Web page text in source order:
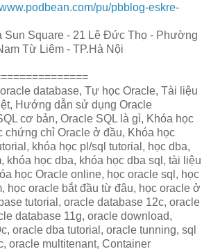
pu/pbblog-eskre-
Sun Square - 21 Lê Đức Thọ - Phường
Từ Liêm - TP.Hà Nội
database, Tự học Oracle, Tài liệu
Hướng dẫn sử dụng Oracle
cơ bản, Oracle SQL là gì, Khóa học
chứng chỉ Oracle ở đầu, Khóa học
khóa học pl/sql tutorial, học dba,
khóa học dba, khóa học dba sql, tài liệu
học Oracle online, học oracle sql, học
học oracle bắt đầu từ đâu, học oracle ở
tutorial, oracle database 12c, oracle
database 11g, oracle download,
oracle dba tutorial, oracle tunning, sql
oracle multitenant, Container